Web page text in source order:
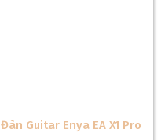
Đàn Guitar Enya EA X1 Pro